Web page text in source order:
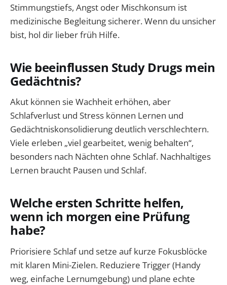
Stimmungstiefs, Angst oder Mischkonsum ist
medizinische Begleitung sicherer. Wenn du unsicher
bist, hol dir lieber früh Hilfe.
Wie beeinflussen Study Drugs mein
Gedächtnis?
Akut können sie Wachheit erhöhen, aber
Schlafverlust und Stress können Lernen und
Gedächtniskonsolidierung deutlich verschlechtern.
Viele erleben „viel gearbeitet, wenig behalten“,
besonders nach Nächten ohne Schlaf. Nachhaltiges
Lernen braucht Pausen und Schlaf.
Welche ersten Schritte helfen,
wenn ich morgen eine Prüfung
habe?
Priorisiere Schlaf und setze auf kurze Fokusblöcke
mit klaren Mini-Zielen. Reduziere Trigger (Handy
weg, einfache Lernumgebung) und plane echte